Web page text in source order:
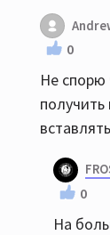
0
Не спорю
0
На